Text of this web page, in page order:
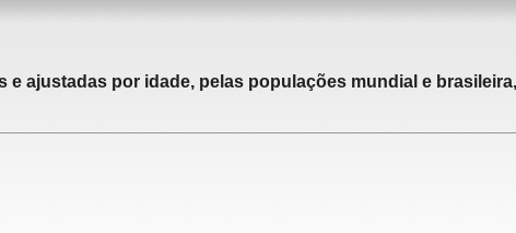
e ajustadas por idade, pelas populações mundial e